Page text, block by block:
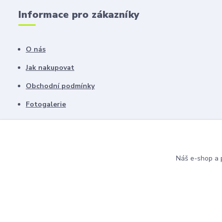
Informace pro zákazníky
O nás
Jak nakupovat
Obchodní podmínky
Fotogalerie
Kontakty
Náš e-shop a